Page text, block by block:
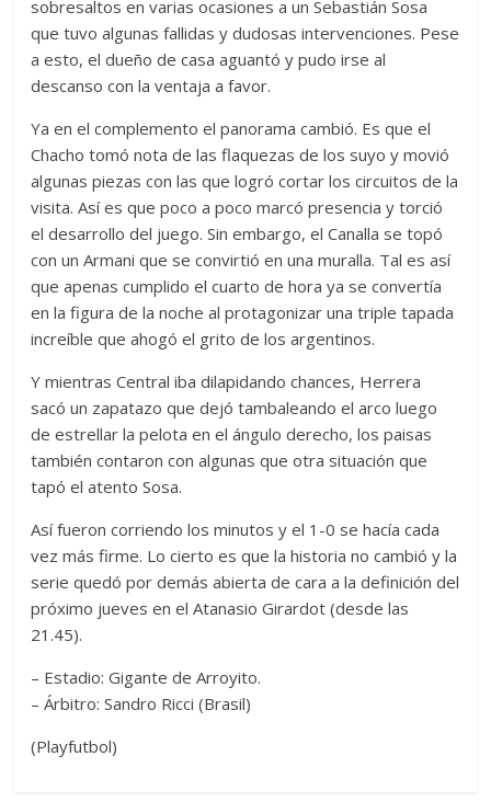
sobresaltos en varias ocasiones a un Sebastián Sosa
que tuvo algunas fallidas y dudosas intervenciones. Pese
a esto, el dueño de casa aguantó y pudo irse al
descanso con la ventaja a favor.
Ya en el complemento el panorama cambió. Es que el
Chacho tomó nota de las flaquezas de los suyo y movió
algunas piezas con las que logró cortar los circuitos de la
visita. Así es que poco a poco marcó presencia y torció
el desarrollo del juego. Sin embargo, el Canalla se topó
con un Armani que se convirtió en una muralla. Tal es así
que apenas cumplido el cuarto de hora ya se convertía
en la figura de la noche al protagonizar una triple tapada
increíble que ahogó el grito de los argentinos.
Y mientras Central iba dilapidando chances, Herrera
sacó un zapatazo que dejó tambaleando el arco luego
de estrellar la pelota en el ángulo derecho, los paisas
también contaron con algunas que otra situación que
tapó el atento Sosa.
Así fueron corriendo los minutos y el 1-0 se hacía cada
vez más firme. Lo cierto es que la historia no cambió y la
serie quedó por demás abierta de cara a la definición del
próximo jueves en el Atanasio Girardot (desde las
21.45).
– Estadio: Gigante de Arroyito.
– Árbitro: Sandro Ricci (Brasil)
(Playfutbol)